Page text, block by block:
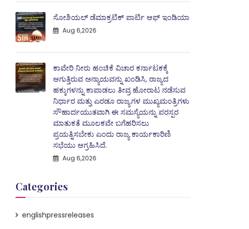
ಸೋಶಿಯಲ್ ಡೆಮಾಕ್ರಟಿಕ್ ಪಾರ್ಟಿ ಆಫ್ ಇಂಡಿಯಾ
Aug 6,2026
ಕಾವೇರಿ ನೀರು ಹಂಚಿಕೆ ವಿಚಾರ ಕರ್ನಾಟಕಕ್ಕೆ
ಆಗುತ್ತಿರುವ ಅನ್ಯಾಯವನ್ನು ಖಂಡಿಸಿ, ರಾಜ್ಯದ
ಹಕ್ಕುಗಳನ್ನು ಕಾಪಾಡಲು ತೀವ್ರ ಹೋರಾಟ ನಡೆಸುವ
ನಿರ್ಧಾರ ಮತ್ತು ಎರಡೂ ರಾಜ್ಯಗಳ ಮುಖ್ಯಮಂತ್ರಿಗಳು
ಸೌಹಾರ್ದಯುತವಾಗಿ ಈ ಸಮಸ್ಯೆಯನ್ನು ಪರಸ್ಪರ
ಮಾತುಕತೆ ಮೂಲಕವೇ ಬಗೆಹರಿಸಲು
ಪ್ರಯತ್ನಿಸಬೇಕು ಎಂದು ರಾಜ್ಯ ಕಾರ್ಯಕಾರಿಣಿ
ಸಭೆಯು ಆಗ್ರಹಿಸಿದೆ.
Aug 6,2026
Categories
englishpressreleases